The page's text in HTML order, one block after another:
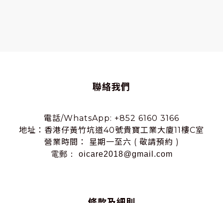
聯絡我們
電話/WhatsApp: +852 6160 3166
地址：香港仔黃竹坑道40號貴寶工業大廈11樓C室
營業時間： 星期一至六 ( 敬請預約 )
電郵： oicare2018@gmail.com